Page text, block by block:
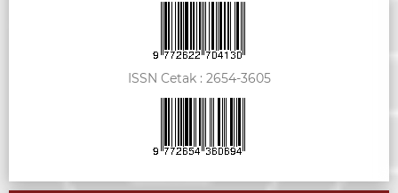
ISSN Cetak : 2654-3605